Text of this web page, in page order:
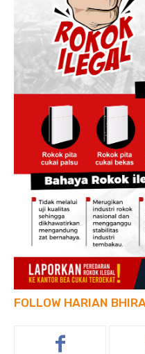
FOLLOW HARIAN